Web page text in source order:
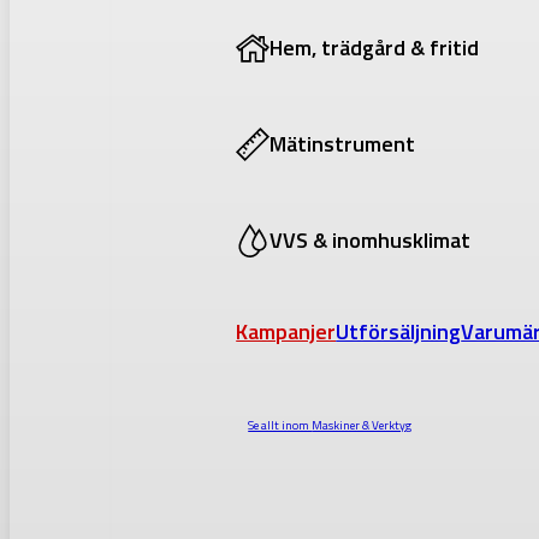
Hem, trädgård & fritid
Mätinstrument
VVS & inomhusklimat
KampanjerUtförsäljning
Se allt inom Maskiner & Verktyg